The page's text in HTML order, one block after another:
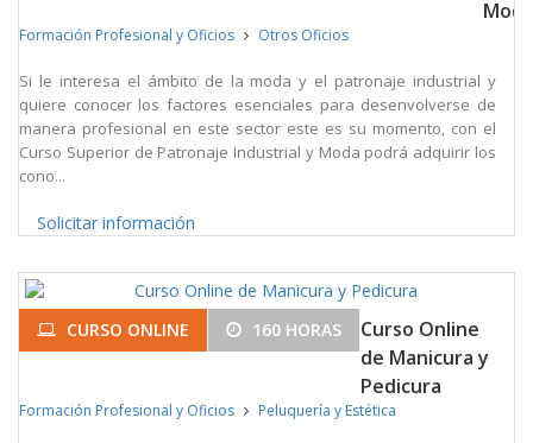
Moda
Formación Profesional y Oficios Otros Oficios
Si le interesa el ámbito de la moda y el patronaje industrial y
quiere conocer los factores esenciales para desenvolverse de
manera profesional en este sector este es su momento, con el
Curso Superior de Patronaje Industrial y Moda podrá adquirir los
cono...
Solicitar información
CURSO ONLINE 160 HORAS
Curso Online
de Manicura y
Pedicura
Formación Profesional y Oficios Peluquería y Estética